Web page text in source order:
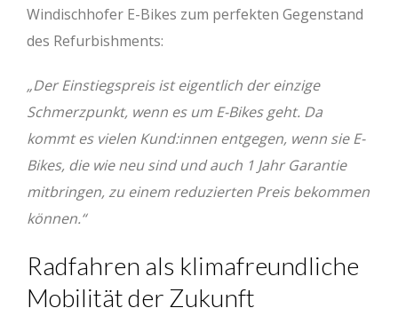
Windischhofer E-Bikes zum perfekten Gegenstand
des Refurbishments:
„Der Einstiegspreis ist eigentlich der einzige
Schmerzpunkt, wenn es um E-Bikes geht. Da
kommt es vielen Kund:innen entgegen, wenn sie E-
Bikes, die wie neu sind und auch 1 Jahr Garantie
mitbringen, zu einem reduzierten Preis bekommen
können.“
Radfahren als klimafreundliche
Mobilität der Zukunft